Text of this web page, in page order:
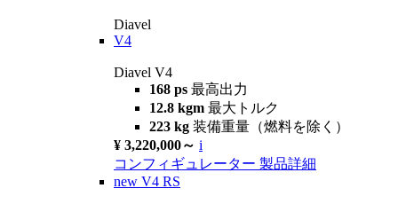
Diavel
V4
Diavel V4
168 ps 最高出力
12.8 kgm 最大トルク
223 kg 装備重量（燃料を除く）
¥ 3,220,000～ i
コンフィギュレーター 製品詳細
new V4 RS